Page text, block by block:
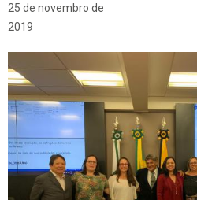
25 de novembro de
2019